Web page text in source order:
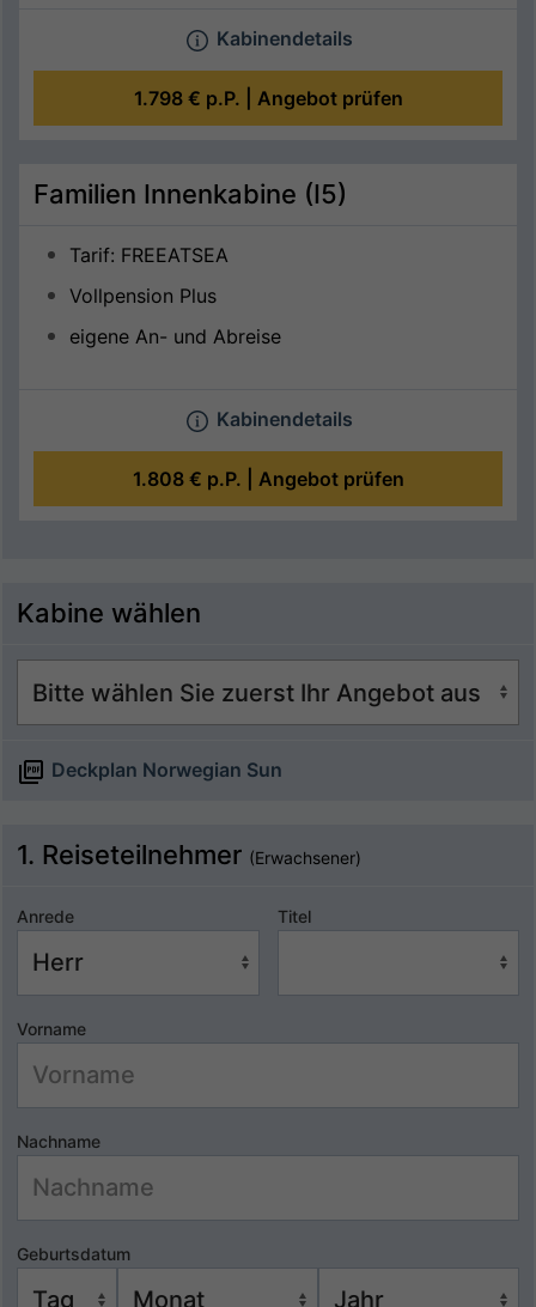
Kabinendetails
1.798 € p.P. | Angebot prüfen
Familien Innenkabine (I5)
Tarif: FREEATSEA
Vollpension Plus
eigene An- und Abreise
Kabinendetails
1.808 € p.P. | Angebot prüfen
Kabine wählen
Deckplan Norwegian Sun
1. Reiseteilnehmer (Erwachsener)
Anrede Titel
Vorname
Nachname
Geburtsdatum